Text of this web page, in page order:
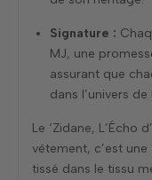
Signature :
MJ, une
assurant que
dans l’univers
Le ‘Zidane, L’Écho
vêtement, c’est
tissé dans le tissu